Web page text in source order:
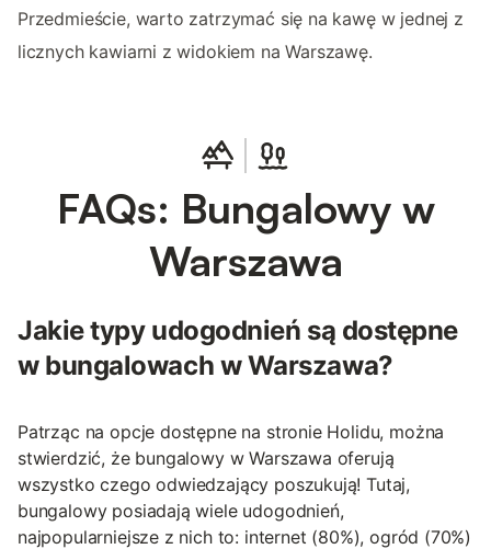
Przedmieście, warto zatrzymać się na kawę w jednej z
licznych kawiarni z widokiem na Warszawę.
FAQs: Bungalowy w
Warszawa
Jakie typy udogodnień są dostępne
w bungalowach w Warszawa?
Patrząc na opcje dostępne na stronie Holidu, można
stwierdzić, że bungalowy w Warszawa oferują
wszystko czego odwiedzający poszukują! Tutaj,
bungalowy posiadają wiele udogodnień,
najpopularniejsze z nich to: internet (80%), ogród (70%)